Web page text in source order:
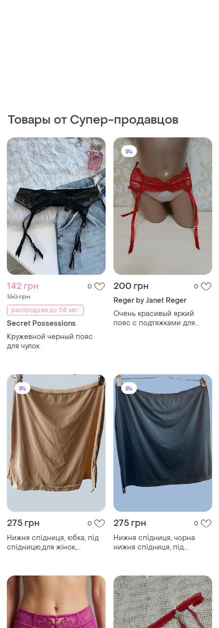
Товары от Супер-продавцов
142 грн 0
150 грн
распродажа до 08 авг.
Secret Possessions
Кружевной черный пояс
для чулок
200 грн 0
Reger by Janet Reger
Очень красивый яркий
пояс с подтяжками для
275 грн 0
Нижня спідниця, юбка, під
спідницю,для жінок,
275 грн 0
Нижня спідниця, чорна
нижня спідниця, під